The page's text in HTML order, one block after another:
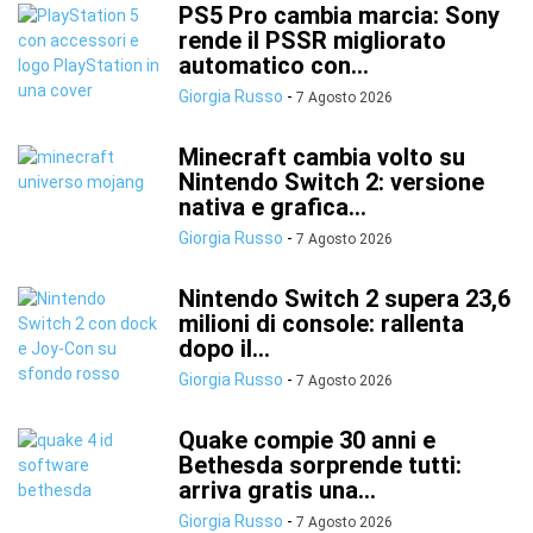
PS5 Pro cambia marcia: Sony
rende il PSSR migliorato
automatico con...
Giorgia Russo - 7 Agosto 2026
Minecraft cambia volto su
Nintendo Switch 2: versione
nativa e grafica...
Giorgia Russo - 7 Agosto 2026
Nintendo Switch 2 supera 23,6
milioni di console: rallenta
dopo il...
Giorgia Russo - 7 Agosto 2026
Quake compie 30 anni e
Bethesda sorprende tutti:
arriva gratis una...
Giorgia Russo - 7 Agosto 2026